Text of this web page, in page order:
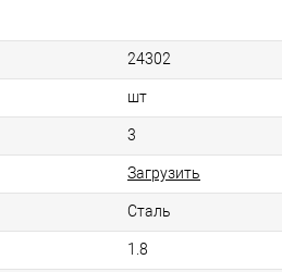
24302
шт
3
Загрузить
Сталь
1.8